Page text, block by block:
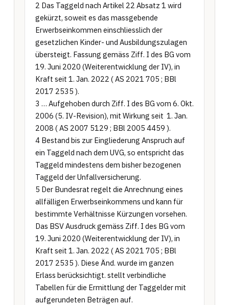
2 Das Taggeld nach Artikel 22 Absatz 1 wird
gekürzt, soweit es das massgebende
Erwerbseinkommen einschliesslich der
gesetzlichen Kinder- und Ausbildungszulagen
übersteigt. Fassung gemäss Ziff. I des BG vom
19. Juni 2020 (Weiterentwicklung der IV), in
Kraft seit 1. Jan. 2022 ( AS 2021 705 ; BBl
2017 2535 ).
3 … Aufgehoben durch Ziff. I des BG vom 6. Okt.
2006 (5. IV-Revision), mit Wirkung seit  1. Jan.
2008 ( AS 2007 5129 ; BBl 2005 4459 ).
4 Bestand bis zur Eingliederung Anspruch auf
ein Taggeld nach dem UVG, so entspricht das
Taggeld mindestens dem bisher bezogenen
Taggeld der Unfallversicherung.
5 Der Bundesrat regelt die Anrechnung eines
allfälligen Erwerbseinkommens und kann für
bestimmte Verhältnisse Kürzungen vorsehen.
Das BSV Ausdruck gemäss Ziff. I des BG vom
19. Juni 2020 (Weiterentwicklung der IV), in
Kraft seit 1. Jan. 2022 ( AS 2021 705 ; BBl
2017 2535 ). Diese Änd. wurde im ganzen
Erlass berücksichtigt. stellt verbindliche
Tabellen für die Ermittlung der Taggelder mit
aufgerundeten Beträgen auf.